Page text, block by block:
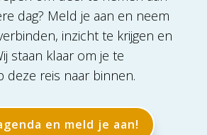
dag? Meld je aan en neem
inzicht te krijgen en
staan klaar om je te
deze reis naar binnen.
en meld je aan!